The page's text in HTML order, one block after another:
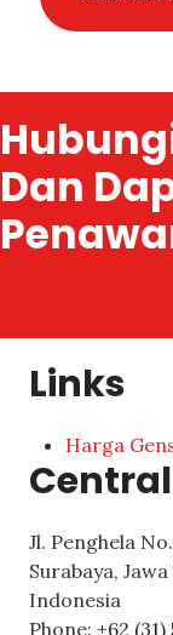
Dan
Links
Harga
Jl. Penghela
Surabaya,
Indonesia
Phone: +62